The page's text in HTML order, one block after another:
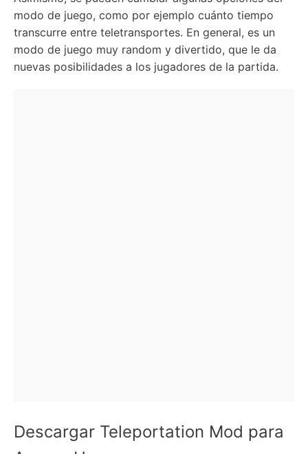
modo de juego, como por ejemplo cuánto tiempo
transcurre entre teletransportes. En general, es un
modo de juego muy random y divertido, que le da
nuevas posibilidades a los jugadores de la partida.
Descargar Teleportation Mod para